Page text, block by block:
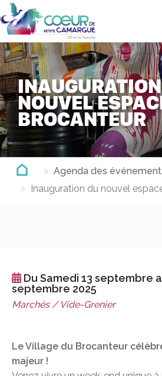
Aller
au
contenu
principal
NOUVEL
BROCANTEUR
Agenda des
Inauguration du nouvel
Du Samedi 13 septembre
septembre 2025
Marchés / Vide-Grenier
Le Village du Brocanteur
majeur !